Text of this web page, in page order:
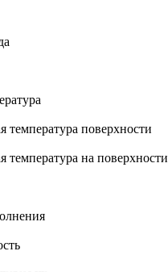
температура поверхности
температура на поверхности